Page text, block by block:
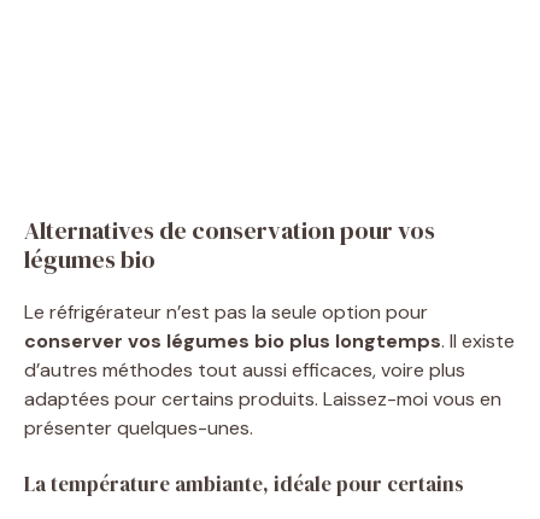
Alternatives de conservation pour vos
légumes bio
Le réfrigérateur n’est pas la seule option pour
conserver vos légumes bio plus longtemps. Il existe
d’autres méthodes tout aussi efficaces, voire plus
adaptées pour certains produits. Laissez-moi vous en
présenter quelques-unes.
La température ambiante, idéale pour certains